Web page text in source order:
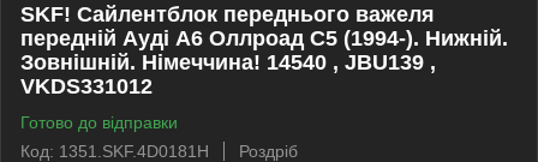
SKF! Сайлентблок переднього важеля
передній Ауді А6 Оллроад С5 (1994-). Нижній.
Зовнішній. Німеччина! 14540 , JBU139 ,
VKDS331012
Готово до відправки
Код: 1351.SKF.4D0181H
Роздріб